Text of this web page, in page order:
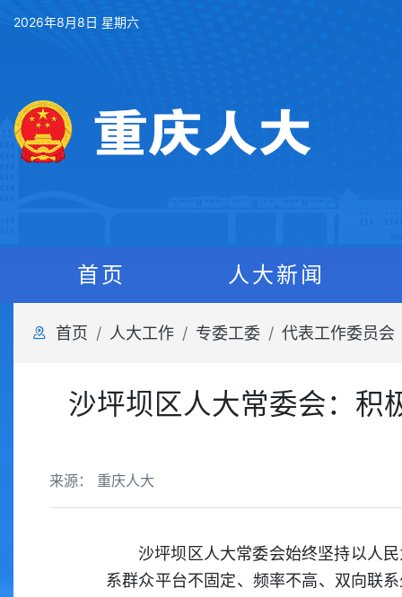
2026年8月8日 星期六
首页 人大新闻
首页 人大工作 专委工委 代表工作委员会
沙坪坝区人大常委会：积
来源： 重庆人大
沙坪坝区人大常委会始终坚持以人
系群众平台不固定、频率不高、双向联